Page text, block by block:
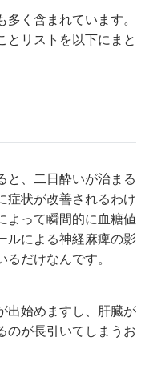
く含まれています。
とリストを以下にまと
と、二日酔いが治まる
症状が改善されるわけ
よって瞬間的に血糖値
ルによる神経麻痺の影
だけなんです。
出始めますし、肝臓が
のが長引いてしまうお